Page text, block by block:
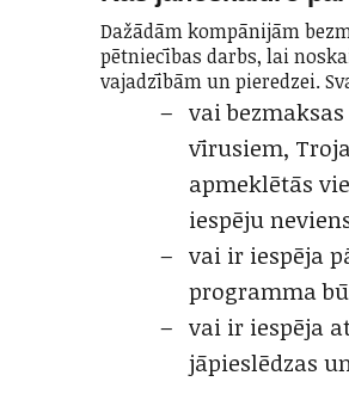
Dažādām kompānijām
pētniecības darbs, lai
vajadzībām un pieredzei.
vai
vīrusiem,
apmeklētās
iespēju
vai ir iespēja
programma
vai ir iespēja
jāpieslēdzas